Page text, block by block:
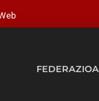
FEDERAZIOA